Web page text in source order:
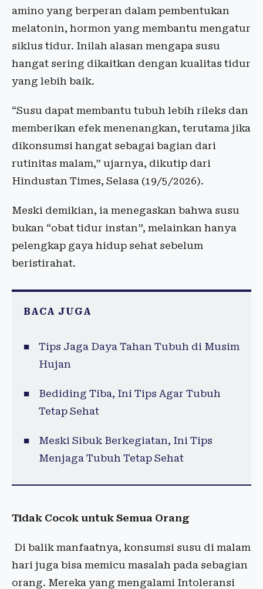
amino yang berperan dalam pembentukan
melatonin, hormon yang membantu mengatur
siklus tidur. Inilah alasan mengapa susu
hangat sering dikaitkan dengan kualitas tidur
yang lebih baik.
“Susu dapat membantu tubuh lebih rileks dan
memberikan efek menenangkan, terutama jika
dikonsumsi hangat sebagai bagian dari
rutinitas malam,” ujarnya, dikutip dari
Hindustan Times, Selasa (19/5/2026).
Meski demikian, ia menegaskan bahwa susu
bukan “obat tidur instan”, melainkan hanya
pelengkap gaya hidup sehat sebelum
beristirahat.
BACA JUGA
Tips Jaga Daya Tahan Tubuh di Musim
Hujan
Bediding Tiba, Ini Tips Agar Tubuh
Tetap Sehat
Meski Sibuk Berkegiatan, Ini Tips
Menjaga Tubuh Tetap Sehat
Tidak Cocok untuk Semua Orang
Di balik manfaatnya, konsumsi susu di malam
hari juga bisa memicu masalah pada sebagian
orang. Mereka yang mengalami Intoleransi